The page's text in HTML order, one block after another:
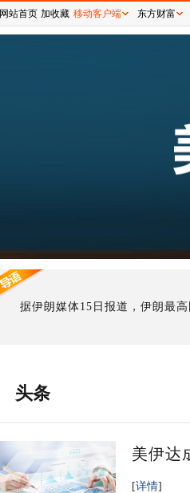
据伊朗媒体15日报道，伊朗最
头条
美伊达
[详情]
网站首页 加收藏 移动客户端 东方财富